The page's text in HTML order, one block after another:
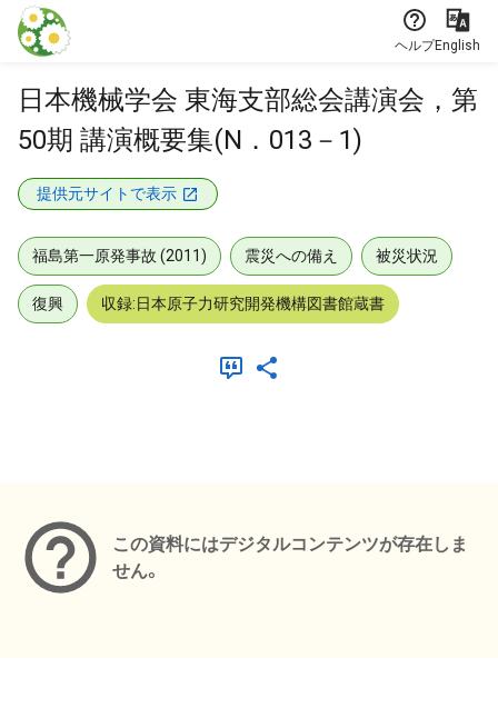
本文に飛ぶ
ヘルプEnglish
日本機械学会 東海支部総会講演会，第
50期 講演概要集(N．013－1)
提供元サイトで表示
福島第一原発事故 (2011) 震災への備え 被災状況
復興 収録:日本原子力研究開発機構図書館蔵書
この資料にはデジタルコンテンツが存在しま
せん。